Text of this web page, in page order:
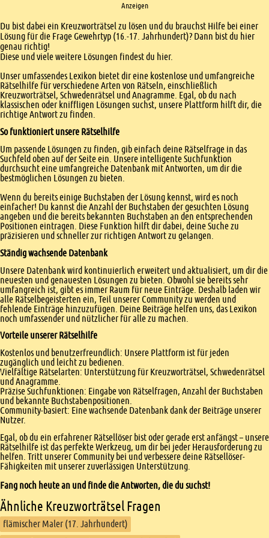
Anzeigen
Einleitung
Du bist dabei ein Kreuzworträtsel zu lösen und du brauchst Hilfe bei einer
Lösung für die Frage Gewehrtyp (16.-17. Jahrhundert)? Dann bist du hier
genau richtig!
Diese und viele weitere Lösungen findest du hier.
Unser umfassendes Lexikon bietet dir eine kostenlose und umfangreiche
Rätselhilfe für verschiedene Arten von Rätseln, einschließlich
Kreuzworträtsel, Schwedenrätsel und Anagramme. Egal, ob du nach
klassischen oder kniffligen Lösungen suchst, unsere Plattform hilft dir, die
richtige Antwort zu finden.
So funktioniert unsere Rätselhilfe
Um passende Lösungen zu finden, gib einfach deine Rätselfrage in das
Suchfeld oben auf der Seite ein. Unsere intelligente Suchfunktion
durchsucht eine umfangreiche Datenbank mit Antworten, um dir die
bestmöglichen Lösungen zu bieten.
Wenn du bereits einige Buchstaben der Lösung kennst, wird es noch
einfacher! Du kannst die Anzahl der Buchstaben der gesuchten Lösung
angeben und die bereits bekannten Buchstaben an den entsprechenden
Positionen eintragen. Diese Funktion hilft dir dabei, deine Suche zu
präzisieren und schneller zur richtigen Antwort zu gelangen.
Ständig wachsende Datenbank
Unsere Datenbank wird kontinuierlich erweitert und aktualisiert, um dir die
neuesten und genauesten Lösungen zu bieten. Obwohl sie bereits sehr
umfangreich ist, gibt es immer Raum für neue Einträge. Deshalb laden wir
alle Rätselbegeisterten ein, Teil unserer Community zu werden und
fehlende Einträge hinzuzufügen. Deine Beiträge helfen uns, das Lexikon
noch umfassender und nützlicher für alle zu machen.
Vorteile unserer Rätselhilfe
Kostenlos und benutzerfreundlich: Unsere Plattform ist für jeden
zugänglich und leicht zu bedienen.
Vielfältige Rätselarten: Unterstützung für Kreuzworträtsel, Schwedenrätsel
und Anagramme.
Präzise Suchfunktionen: Eingabe von Rätselfragen, Anzahl der Buchstaben
und bekannte Buchstabenpositionen.
Community-basiert: Eine wachsende Datenbank dank der Beiträge unserer
Nutzer.
Egal, ob du ein erfahrener Rätsellöser bist oder gerade erst anfängst – unsere
Rätselhilfe ist das perfekte Werkzeug, um dir bei jeder Herausforderung zu
helfen. Tritt unserer Community bei und verbessere deine Rätsellöser-
Fähigkeiten mit unserer zuverlässigen Unterstützung.
Fang noch heute an und finde die Antworten, die du suchst!
Ähnliche Kreuzworträtsel Fragen
flämischer Maler (17. Jahrhundert)